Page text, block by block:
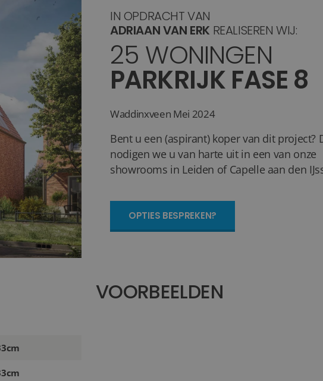
IN OPDRACHT VAN
ADRIAAN VAN ERK REALISEREN WIJ:
25 WONINGEN
PARKRIJK FASE 8
Waddinxveen Mei 2024
Bent u een (aspirant) koper van dit project?
nodigen we u van harte uit in een van onze
showrooms in Leiden of Capelle aan den
OPTIES BESPREKEN?
VOORBEELDEN